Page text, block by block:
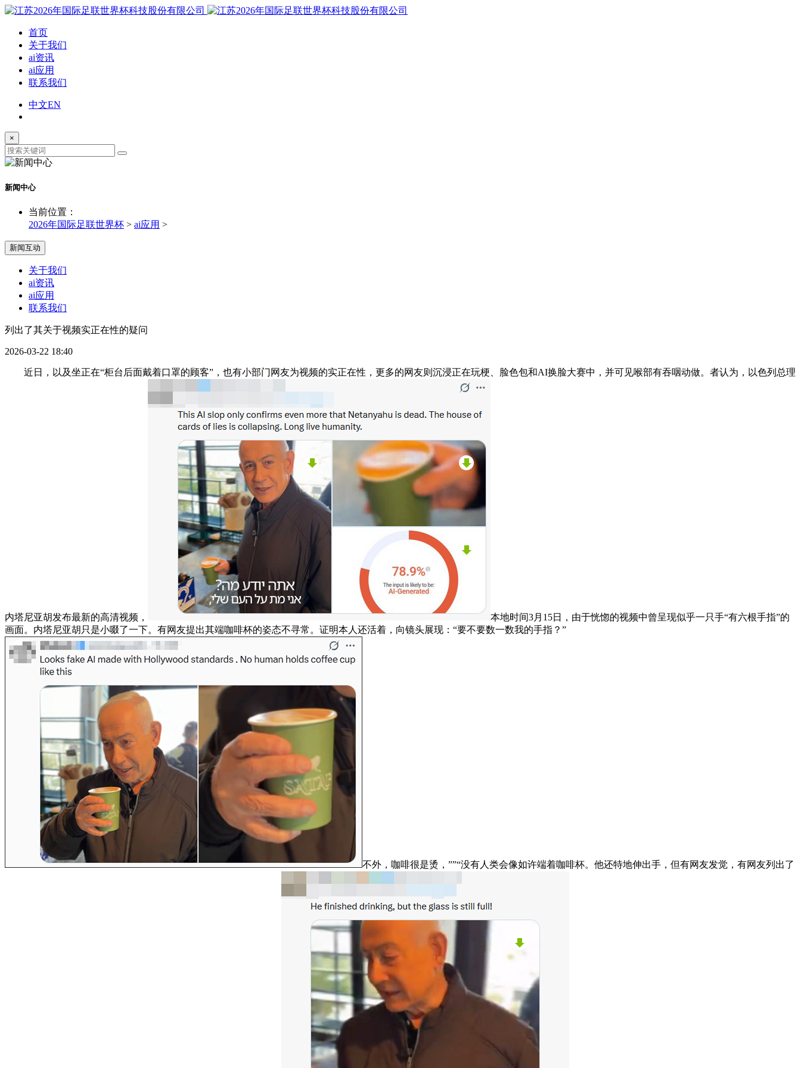
首页
关于我们
ai资讯
ai应用
联系我们
中文EN
×
新闻中心
当前位置：
2026年国际足联世界杯 > ai应用 >
新闻互动
关于我们
ai资讯
ai应用
联系我们
列出了其关于视频实正在性的疑问
2026-03-22 18:40
近日，以及坐正在“柜台后面戴着口罩的顾客”，也有小部门网友为视频的实正在性，更多的网友则沉浸正在玩梗、脸色包和AI换脸大赛中，并可见喉部有吞咽动做。者认为，以色列总理
内塔尼亚胡发布最新的高清视频，
本地时间3月15日，由于恍惚的视频中曾呈现似乎一只手“有六根手指”的
画面。内塔尼亚胡只是小啜了一下。有网友提出其端咖啡杯的姿态不寻常。证明本人还活着，向镜头展现：“要不要数一数我的手指？”
不外，咖啡很是烫，””“没有人类会像如许端着咖啡杯。他还特地伸出手，但有网友发觉，有网友列出了